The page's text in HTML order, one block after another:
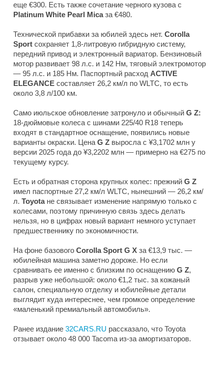
еще €300. Есть также сочетание черного кузова с
Platinum White Pearl Micaза €480.
Технической прибавки за юбилей здесь нет. Corolla
Sport сохраняет 1,8-литровую гибридную систему,
передний привод и электронный вариатор. Бензиновый
мотор развивает 98 л.с. и 142 Нм, тяговый электромотор
— 95 л.с. и 185 Нм. Паспортный расход ACTIVE
ELEGANCE составляет 26,2 км/л по WLTC, то есть
около 3,8 л/100 км.
Само июльское обновление затронуло и обычный G Z:
18-дюймовые колеса с шинами 225/40 R18 теперь
входят в стандартное оснащение, появились новые
варианты окраски. ЦенаG Z выросла с ¥3,1702 млн у
версии 2025 года до ¥3,2202 млн — примерно на €275 по
текущему курсу.
Есть и обратная сторона крупных колес: прежний G Z
имел паспортные 27,2 км/л WLTC, нынешний — 26,2 км/
л. Toyotaне связывает изменение напрямую только с
колесами, поэтому причинную связь здесь делать
нельзя, но в цифрах новый вариант немного уступает
предшественнику по экономичности.
На фоне базового Corolla Sport G X за €13,9 тыс. —
юбилейная машина заметно дороже. Но если
сравнивать ее именно с близким по оснащению G Z,
разрыв уже небольшой: около €1,2 тыс. за кожаный
салон, специальную отделку и юбилейные детали
выглядит куда интереснее, чем громкое определение
«маленький премиальный автомобиль».
Ранее издание 32CARS.RU рассказало, что Toyota
отзывает около 48 000 Tacoma из-за амортизаторов.